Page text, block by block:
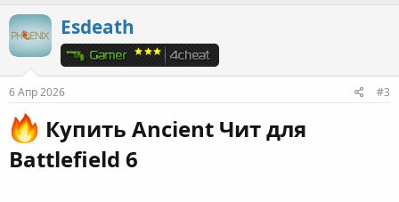
Esdeath
6 Апр 2026 #3
Купить Ancient Чит для
Battlefield 6​